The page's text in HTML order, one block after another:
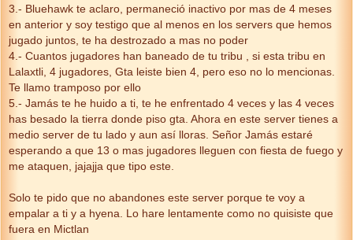
3.- Bluehawk te aclaro, permaneció inactivo por mas de 4 meses
en anterior y soy testigo que al menos en los servers que hemos
jugado juntos, te ha destrozado a mas no poder
4.- Cuantos jugadores han baneado de tu tribu , si esta tribu en
Lalaxtli, 4 jugadores, Gta leiste bien 4, pero eso no lo mencionas.
Te llamo tramposo por ello
5.- Jamás te he huido a ti, te he enfrentado 4 veces y las 4 veces
has besado la tierra donde piso gta. Ahora en este server tienes a
medio server de tu lado y aun así lloras. Señor Jamás estaré
esperando a que 13 o mas jugadores lleguen con fiesta de fuego y
me ataquen, jajajja que tipo este.
Solo te pido que no abandones este server porque te voy a
empalar a ti y a hyena. Lo hare lentamente como no quisiste que
fuera en Mictlan